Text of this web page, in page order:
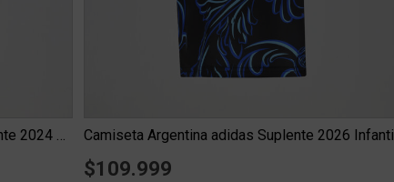
Camiseta Inter Miami CF adidas Suplente 2024 de Hombre Camiseta Argentina adidas Suplente 2026 Infantil
$109.999